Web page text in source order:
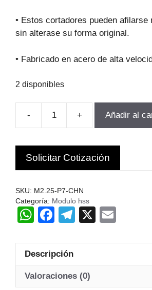
$63.357.$57.021.
• Estos cortadores pueden afilarse
sin alterase su forma original.
• Fabricado en acero de alta
2 disponibles
-
FRESA
PARA
ENGranajes
M2.25-
134
Hss
+ Añadir al
Solicitar Cotización
SKU: M2.25-P7-CHN
Categoría: Modulo hss
W
at
s
A
F
c
e
b
T
gr
a
X
Descripción
Valoraciones (0)